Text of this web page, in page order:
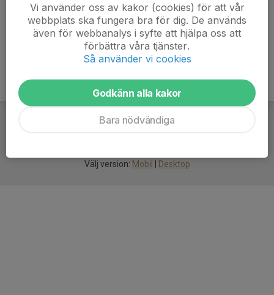
Välj version: Mobil Desktop
Vi använder oss av kakor (cookies) för att vår
webbplats ska fungera bra för dig. De används
även för webbanalys i syfte att hjälpa oss att
förbättra våra tjänster.
Så använder vi cookies
Godkänn alla kakor
Bara nödvändiga